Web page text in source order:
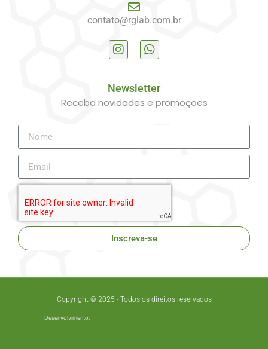
contato@rglab.com.br
Newsletter
Receba novidades e promoções
Inscreva-se
Copyright © 2025 - Todos os direitos reservados
Desenvolvimento: